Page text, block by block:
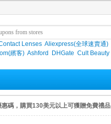
Lenses Aliexpress(全球速賣通)
繽客) Ashford DHGate Cult Beauty
碼，購買130美元以上可獲贈免費禮品